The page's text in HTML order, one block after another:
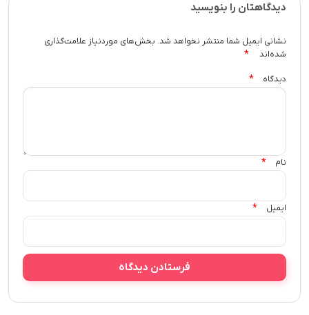
دیدگاهتان را بنویسید
نشانی ایمیل شما منتشر نخواهد شد. بخش‌های موردنیاز علامت‌گذاری
شده‌اند
*
دیدگاه *
نام *
ایمیل *